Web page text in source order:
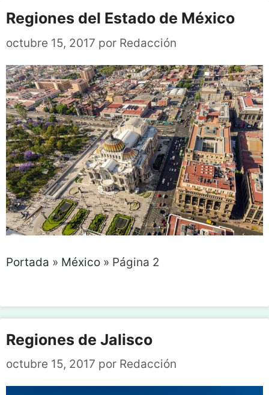
Regiones del Estado de México
octubre 15, 2017 por Redacción
Portada » México » Página 2
Regiones de Jalisco
octubre 15, 2017 por Redacción